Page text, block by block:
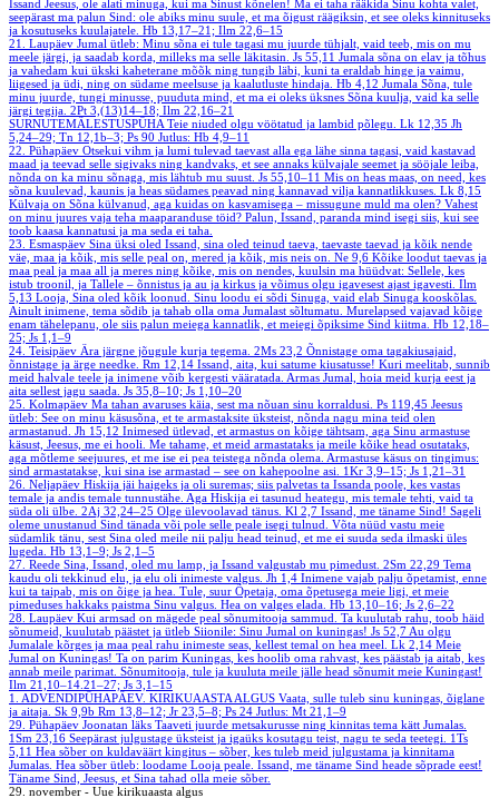
Issand Jeesus, ole alati minuga, kui ma Sinust kõnelen! Ma ei taha rääkida Sinu kohta valet,
seepärast ma palun Sind: ole abiks minu suule, et ma õigust räägiksin, et see oleks kinnituseks
ja kosutuseks kuulajatele. Hb 13,17–21; Ilm 22,6–15
21. Laupäev Jumal ütleb: Minu sõna ei tule tagasi mu juurde tühjalt, vaid teeb, mis on mu
meele järgi, ja saadab korda, milleks ma selle läkitasin. Js 55,11 Jumala sõna on elav ja tõhus
ja vahedam kui ükski kaheterane mõõk ning tungib läbi, kuni ta eraldab hinge ja vaimu,
liigesed ja üdi, ning on südame meelsuse ja kaalutluste hindaja. Hb 4,12 Jumala Sõna, tule
minu juurde, tungi minusse, puuduta mind, et ma ei oleks üksnes Sõna kuulja, vaid ka selle
järgi tegija. 2Pt 3,(13)14–18; Ilm 22,16–21
SURNUTEMÄLESTUSPÜHA Teie niuded olgu vöötatud ja lambid põlegu. Lk 12,35 Jh
5,24–29; Tn 12,1b–3; Ps 90 Jutlus: Hb 4,9–11
22. Pühapäev Otsekui vihm ja lumi tulevad taevast alla ega lähe sinna tagasi, vaid kastavad
maad ja teevad selle sigivaks ning kandvaks, et see annaks külvajale seemet ja sööjale leiba,
nõnda on ka minu sõnaga, mis lähtub mu suust. Js 55,10–11 Mis on heas maas, on need, kes
sõna kuulevad, kaunis ja heas südames peavad ning kannavad vilja kannatlikkuses. Lk 8,15
Külvaja on Sõna külvanud, aga kuidas on kasvamisega – missugune muld ma olen? Vahest
on minu juures vaja teha maaparanduse töid? Palun, Issand, paranda mind isegi siis, kui see
toob kaasa kannatusi ja ma seda ei taha.
23. Esmaspäev Sina üksi oled Issand, sina oled teinud taeva, taevaste taevad ja kõik nende
väe, maa ja kõik, mis selle peal on, mered ja kõik, mis neis on. Ne 9,6 Kõike loodut taevas ja
maa peal ja maa all ja meres ning kõike, mis on nendes, kuulsin ma hüüdvat: Sellele, kes
istub troonil, ja Tallele – õnnistus ja au ja kirkus ja võimus olgu igavesest ajast igavesti. Ilm
5,13 Looja, Sina oled kõik loonud. Sinu loodu ei sõdi Sinuga, vaid elab Sinuga kooskõlas.
Ainult inimene, tema sõdib ja tahab olla oma Jumalast sõltumatu. Murelapsed vajavad kõige
enam tähelepanu, ole siis palun meiega kannatlik, et meiegi õpiksime Sind kiitma. Hb 12,18–
25; Js 1,1–9
24. Teisipäev Ära järgne jõugule kurja tegema. 2Ms 23,2 Õnnistage oma tagakiusajaid,
õnnistage ja ärge needke. Rm 12,14 Issand, aita, kui satume kiusatusse! Kuri meelitab, sunnib
meid halvale teele ja inimene võib kergesti vääratada. Armas Jumal, hoia meid kurja eest ja
aita sellest jagu saada. Js 35,8–10; Js 1,10–20
25. Kolmapäev Ma tahan avaruses käia, sest ma nõuan sinu korraldusi. Ps 119,45 Jeesus
ütleb: See on minu käsusõna, et te armastaksite üksteist, nõnda nagu mina teid olen
armastanud. Jh 15,12 Inimesed ütlevad, et armastus on kõige tähtsam, aga Sinu armastuse
käsust, Jeesus, me ei hooli. Me tahame, et meid armastataks ja meile kõike head osutataks,
aga mõtleme seejuures, et me ise ei pea teistega nõnda olema. Armastuse käsus on tingimus:
sind armastatakse, kui sina ise armastad – see on kahepoolne asi. 1Kr 3,9–15; Js 1,21–31
26. Neljapäev Hiskija jäi haigeks ja oli suremas; siis palvetas ta Issanda poole, kes vastas
temale ja andis temale tunnustähe. Aga Hiskija ei tasunud heategu, mis temale tehti, vaid ta
süda oli ülbe. 2Aj 32,24–25 Olge ülevoolavad tänus. Kl 2,7 Issand, me täname Sind! Sageli
oleme unustanud Sind tänada või pole selle peale isegi tulnud. Võta nüüd vastu meie
südamlik tänu, sest Sina oled meile nii palju head teinud, et me ei suuda seda ilmaski üles
lugeda. Hb 13,1–9; Js 2,1–5
27. Reede Sina, Issand, oled mu lamp, ja Issand valgustab mu pimedust. 2Sm 22,29 Tema
kaudu oli tekkinud elu, ja elu oli inimeste valgus. Jh 1,4 Inimene vajab palju õpetamist, enne
kui ta taipab, mis on õige ja hea. Tule, suur Õpetaja, oma õpetusega meie ligi, et meie
pimeduses hakkaks paistma Sinu valgus. Hea on valges elada. Hb 13,10–16; Js 2,6–22
28. Laupäev Kui armsad on mägede peal sõnumitooja sammud. Ta kuulutab rahu, toob häid
sõnumeid, kuulutab päästet ja ütleb Siionile: Sinu Jumal on kuningas! Js 52,7 Au olgu
Jumalale kõrges ja maa peal rahu inimeste seas, kellest temal on hea meel. Lk 2,14 Meie
Jumal on Kuningas! Ta on parim Kuningas, kes hoolib oma rahvast, kes päästab ja aitab, kes
annab meile parimat. Sõnumitooja, tule ja kuuluta meile jälle head sõnumit meie Kuningast!
Ilm 21,10–14.21–27; Js 3,1–15
1. ADVENDIPÜHAPÄEV. KIRIKUAASTA ALGUS Vaata, sulle tuleb sinu kuningas, õiglane
ja aitaja. Sk 9,9b Rm 13,8–12; Jr 23,5–8; Ps 24 Jutlus: Mt 21,1–9
29. Pühapäev Joonatan läks Taaveti juurde metsakurusse ning kinnitas tema kätt Jumalas.
1Sm 23,16 Seepärast julgustage üksteist ja igaüks kosutagu teist, nagu te seda teetegi. 1Ts
5,11 Hea sõber on kuldaväärt kingitus – sõber, kes tuleb meid julgustama ja kinnitama
Jumalas. Hea sõber ütleb: loodame Looja peale. Issand, me täname Sind heade sõprade eest!
Täname Sind, Jeesus, et Sina tahad olla meie sõber.
29. november - Uue kirikuaasta algus